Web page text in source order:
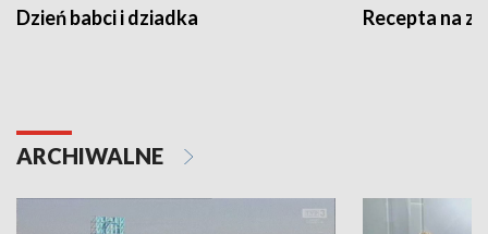
Dzień babci i dziadka Recepta na
ARCHIWALNE